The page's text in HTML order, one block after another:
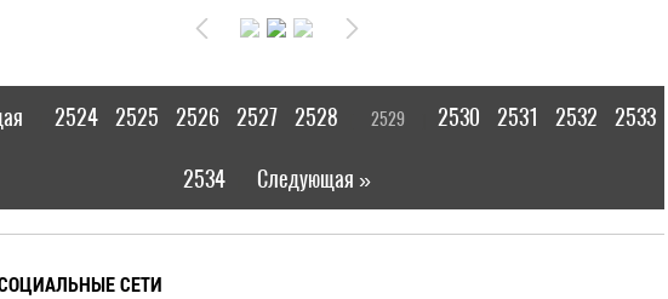
2524 2525 2526 2527 2528 2529 2530 2531 2532 2533
2534 Следующая »
СЕТИ